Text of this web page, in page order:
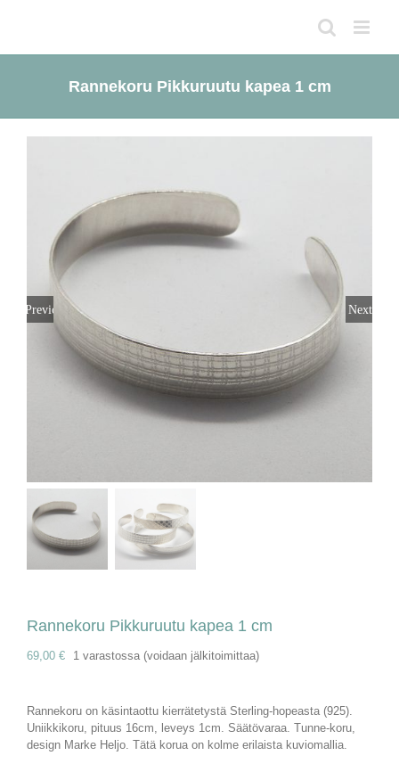
Rannekoru Pikkuruutu kapea 1 cm
Previous Next
Rannekoru Pikkuruutu kapea 1 cm
69,00 € 1 varastossa (voidaan jälkitoimittaa)
Rannekoru on käsintaottu kierrätetystä Sterling-hopeasta (925).
Uniikkikoru, pituus 16cm, leveys 1cm. Säätövaraa. Tunne-koru,
design Marke Heljo. Tätä korua on kolme erilaista kuviomallia.